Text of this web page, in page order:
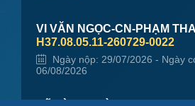
VI VĂN NGỌC-CN-PHẠM
H37.08.05.11-260729-0022
Ngày nộp: 29/07/2026 - Ngày
06/08/2026